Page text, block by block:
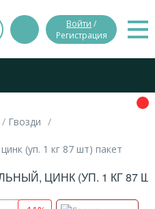
Войти /
Регистрация
Гвозди
(уп. 1 кг 87 шт) пакет
ЦИНК (УП. 1 КГ 87